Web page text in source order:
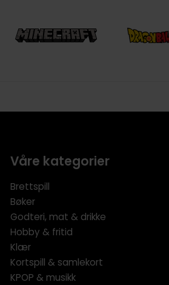
Våre kategorier
Brettspill
Bøker
Godteri, mat & drikke
Hobby & fritid
Klær
Kortspill & samlekort
KPOP & musikk